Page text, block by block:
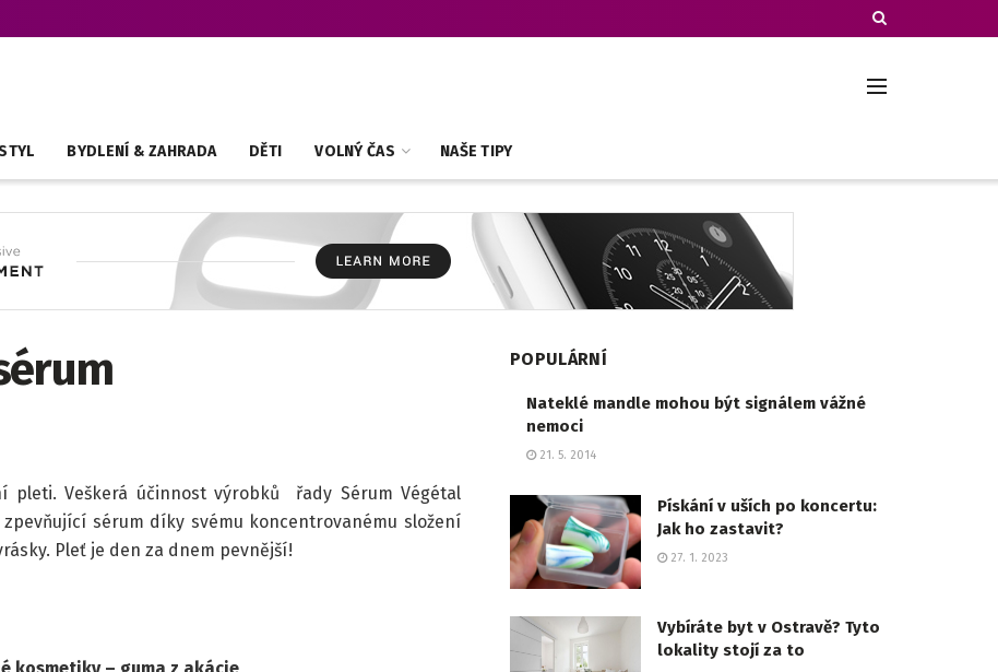
BYDLENÍ & ZAHRADA DĚTI VOLNÝ ČAS NAŠE TIPY
pleti. Veškerá účinnost výrobků řady Sérum Végétal
sérum díky svému koncentrovanému složení
Pleť je den za dnem pevnější!
POPULÁRNÍ
Nateklé mandle mohou být signálem vážné
nemoci
21. 5. 2014
Pískání v uších po koncertu:
Jak ho zastavit?
27. 1. 2023
Vybíráte byt v Ostravě? Tyto
lokality stojí za to